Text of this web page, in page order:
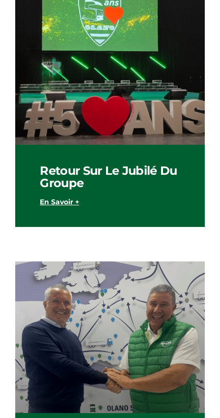
Retour Sur Le Jubilé Du
Groupe
En Savoir +